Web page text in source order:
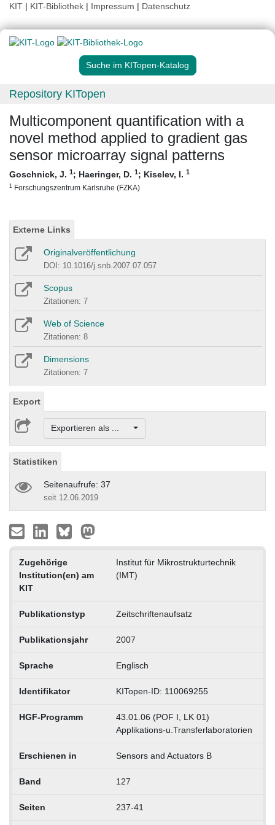
KIT | KIT-Bibliothek | Impressum | Datenschutz
Suche im KITopen-Katalog
Repository KITopen
Multicomponent quantification with a
novel method applied to gradient gas
sensor microarray signal patterns
Goschnick, J. 1; Haeringer, D. 1; Kiselev, I. 1
1 Forschungszentrum Karlsruhe (FZKA)
Externe Links
Originalveröffentlichung
DOI: 10.1016/j.snb.2007.07.057
Scopus
Zitationen: 7
Web of Science
Zitationen: 8
Dimensions
Zitationen: 7
Export
Exportieren als ...
Statistiken
Seitenaufrufe: 37
seit 12.06.2019
Zugehörige
Institution(en) am
KIT
Institut für Mikrostrukturtechnik
(IMT)
Publikationstyp Zeitschriftenaufsatz
Publikationsjahr 2007
Sprache Englisch
Identifikator KITopen-ID: 110069255
HGF-Programm
43.01.06 (POF I, LK 01)
Applikations-u.Transferlaboratorien
Erschienen in Sensors and Actuators B
Band 127
Seiten 237-41